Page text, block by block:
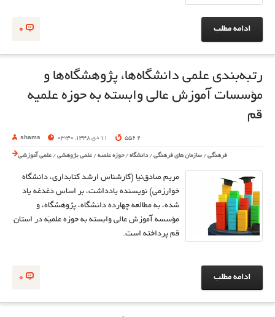
0 ادامه مطلب
رتبه‌بندی علمی دانشگاه‌ها، پژوهشگاه‌ها و
مؤسسات آموزش عالی وابسته به حوزه‌ علمیه
قم
shams 11 دی 1348, 03:30 2 556
فرهنگی / سازمان های فرهنگی /دانشگاه /حوزه علمیه / علمی پژوهشی / علمی آموزشی
مریم صادق‌نیا (کارشناس ارشد کتابداری، دانشگاه
خوارزمی) نویسنده یادداشت، بر اساس دغدغه یاد
شده، به مطالعه چهارده دانشگاه، پژوهشگاه، و
مؤسسه آموزش عالی وابسته به حوزه علمیّه در استان
قم پرداخته است.
0 ادامه مطلب